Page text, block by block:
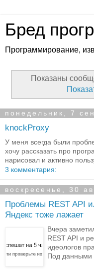
Бред
Программирование,
Показаны
понедельник, 7
knockProxy
У меня всегда были
хочу рассказать про
нарисовал и активно
3 комментария:
воскресенье, 30
Проблемы REST API
Яндекс тоже лажает
Вчера
REST API и
идеологов
Под данными